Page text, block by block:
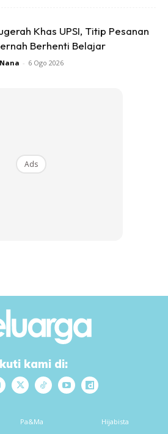
Khas UPSI, Titip Pesanan
Berhenti Belajar
Nana - 6 Ogo 2026
Ads
kami di:
Pa&Ma Hijabista